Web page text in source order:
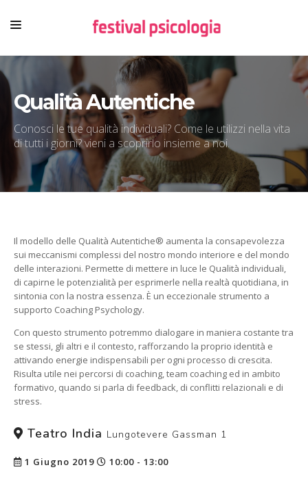
CHI SIAMO
NEWSLETTER
CONTENUTI
VIDEO
Qualità Autentiche
Conosci le tue qualità individuali? Come le utilizzi nella vita
di tutti i giorni? vieni a scoprirlo insieme a noi.
Il modello delle Qualità Autentiche® aumenta la consapevolezza
sui meccanismi complessi del nostro mondo interiore e del mondo
delle interazioni. Permette di mettere in luce le Qualità individuali,
di capirne le potenzialità per esprimerle nella realtà quotidiana, in
sintonia con la nostra essenza. È un eccezionale strumento a
supporto Coaching Psychology.
Con questo strumento potremmo dialogare in maniera costante tra
se stessi, gli altri e il contesto, rafforzando la proprio identità e
attivando energie indispensabili per ogni processo di crescita.
Risulta utile nei percorsi di coaching, team coaching ed in ambito
formativo, quando si parla di feedback, di conflitti relazionali e di
stress.
Teatro India Lungotevere Gassman 1
1 Giugno 2019 10:00 - 13:00